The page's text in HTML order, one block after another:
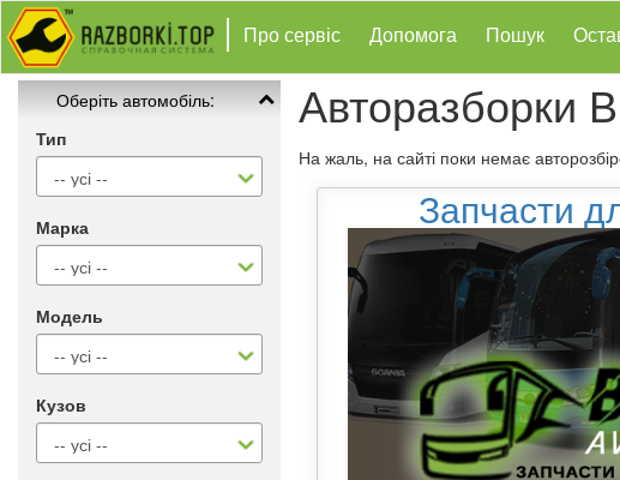
Про сервіс Допомога Пошук
Оберіть автомобіль:
Тип
Марка
Модель
Кузов
Авторазборки
На жаль, на сайті поки немає
Запчасти